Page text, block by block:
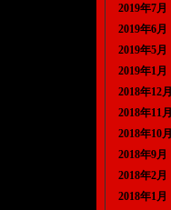
2019年7月
2019年6月
2019年5月
2019年1月
2018年12月
2018年11月
2018年10月
2018年9月
2018年2月
2018年1月